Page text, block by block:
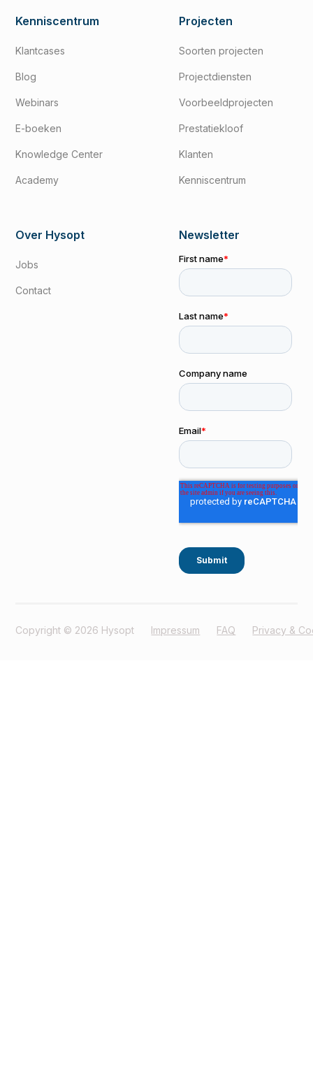
Kenniscentrum
Klantcases
Blog
Webinars
E-boeken
Knowledge Center
Academy
Projecten
Soorten projecten
Projectdiensten
Voorbeeldprojecten
Prestatiekloof
Klanten
Kenniscentrum
Over Hysopt
Jobs
Contact
Newsletter
Copyright © 2026 Hysopt Impressum FAQ Privacy &